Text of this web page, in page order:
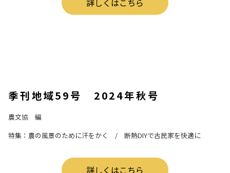
詳しくはこちら
季刊地域59号 2024年秋号
農文協 編
特集：農の風景のために汗をかく / 断熱DIYで古民家を快適に
詳しくはこちら